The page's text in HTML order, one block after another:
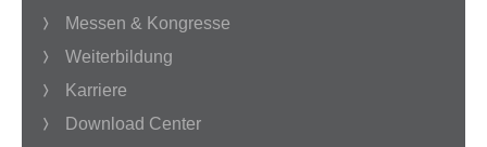
Messen & Kongresse
Weiterbildung
Karriere
Download Center